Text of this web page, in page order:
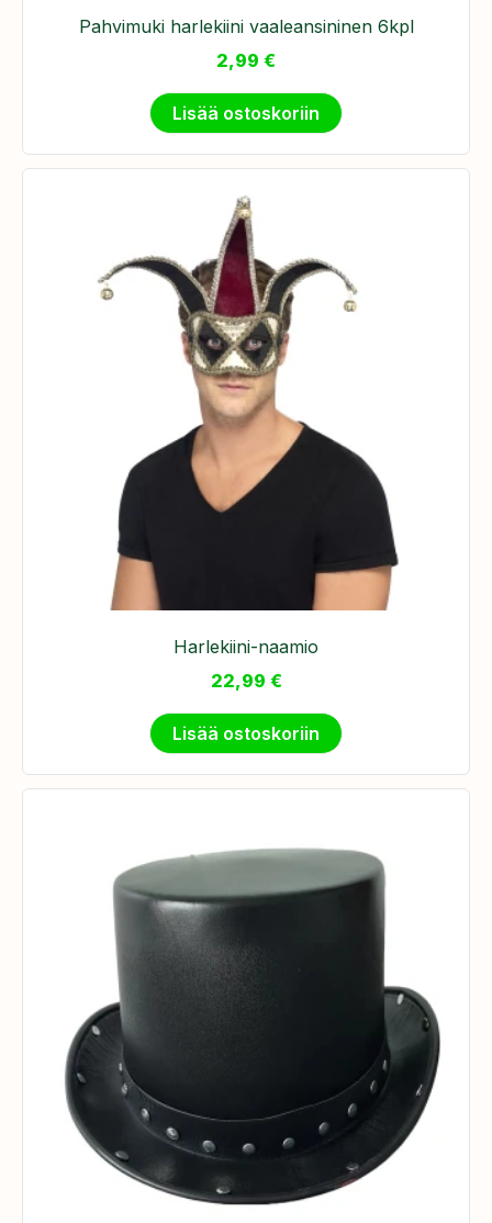
Pahvimuki harlekiini vaaleansininen 6kpl
2,99 €
Lisää ostoskoriin
Harlekiini-naamio
22,99 €
Lisää ostoskoriin